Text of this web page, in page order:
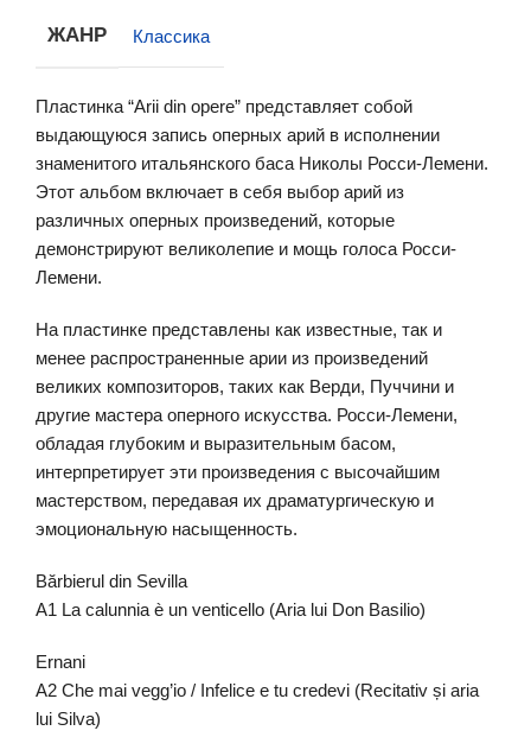
ЖАНР Классика
Пластинка “Arii din opere” представляет собой
выдающуюся запись оперных арий в исполнении
знаменитого итальянского баса Николы Росси-Лемени.
Этот альбом включает в себя выбор арий из
различных оперных произведений, которые
демонстрируют великолепие и мощь голоса Росси-
Лемени.
На пластинке представлены как известные, так и
менее распространенные арии из произведений
великих композиторов, таких как Верди, Пуччини и
другие мастера оперного искусства. Росси-Лемени,
обладая глубоким и выразительным басом,
интерпретирует эти произведения с высочайшим
мастерством, передавая их драматургическую и
эмоциональную насыщенность.
Bărbierul din Sevilla
A1 La calunnia è un venticello (Aria lui Don Basilio)
Ernani
A2 Che mai vegg’io / Infelice e tu credevi (Recitativ și aria
lui Silva)